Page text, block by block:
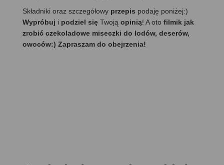
Składniki oraz szczegółowy przepis podaję poniżej:)
Wypróbuj i podziel się Twoją opinią! A oto filmik jak
zrobić czekoladowe miseczki do lodów, deserów,
owoców:) Zapraszam do obejrzenia!